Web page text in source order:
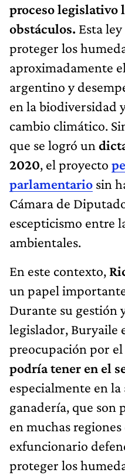
proceso legislativo
obstáculos. Esta
proteger los
aproximadamente
argentino y
en la biodiversidad
cambio climático.
que se logró un
2020, el proyecto
parlamentario sin
Cámara de
escepticismo entre
ambientales.
En este contexto,
un papel
Durante su gestión
legislador, Buryaile
preocupación por el
podría tener en el
especialmente en
ganadería, que son
en muchas regiones
exfuncionario
proteger los